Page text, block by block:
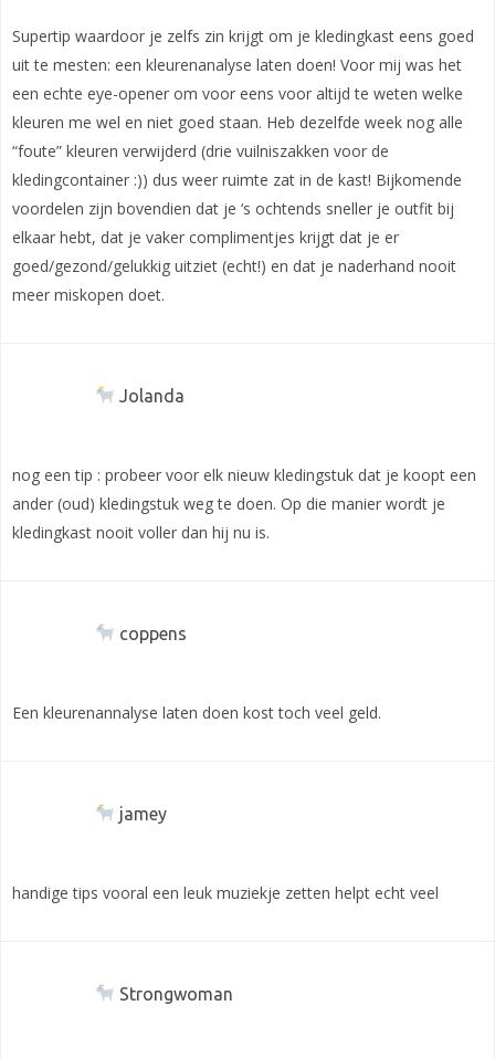
Supertip waardoor je zelfs zin krijgt om je kledingkast eens goed
uit te mesten: een kleurenanalyse laten doen! Voor mij was het
een echte eye-opener om voor eens voor altijd te weten welke
kleuren me wel en niet goed staan. Heb dezelfde week nog alle
“foute” kleuren verwijderd (drie vuilniszakken voor de
kledingcontainer :)) dus weer ruimte zat in de kast! Bijkomende
voordelen zijn bovendien dat je ‘s ochtends sneller je outfit bij
elkaar hebt, dat je vaker complimentjes krijgt dat je er
goed/gezond/gelukkig uitziet (echt!) en dat je naderhand nooit
meer miskopen doet.
Jolanda
nog een tip : probeer voor elk nieuw kledingstuk dat je koopt een
ander (oud) kledingstuk weg te doen. Op die manier wordt je
kledingkast nooit voller dan hij nu is.
coppens
Een kleurenannalyse laten doen kost toch veel geld.
jamey
handige tips vooral een leuk muziekje zetten helpt echt veel
Strongwoman